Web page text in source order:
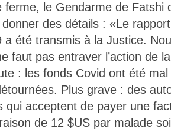
ferme, le Gendarme de Fatshi
des détails : «Le
a été transmis à la Justice.
faut pas entraver l’action de
: les fonds Covid ont été
Plus grave : des
qui acceptent de payer une
de 12 $US par malade